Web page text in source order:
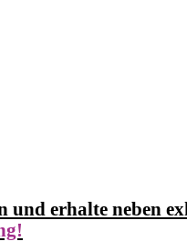
und erhalte neben